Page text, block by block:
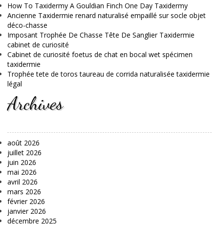
How To Taxidermy A Gouldian Finch One Day Taxidermy
Ancienne Taxidermie renard naturalisé empaillé sur socle objet
déco-chasse
Imposant Trophée De Chasse Tête De Sanglier Taxidermie
cabinet de curiosité
Cabinet de curiosité foetus de chat en bocal wet spécimen
taxidermie
Trophée tete de toros taureau de corrida naturalisée taxidermie
légal
Archives
août 2026
juillet 2026
juin 2026
mai 2026
avril 2026
mars 2026
février 2026
janvier 2026
décembre 2025